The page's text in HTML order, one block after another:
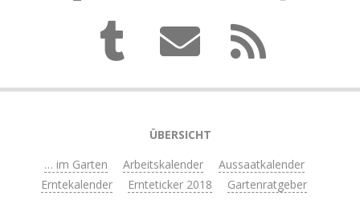
ÜBERSICHT
… im Garten
Arbeitskalender
Aussaatkalender
Erntekalender
Ernteticker 2018
Gartenratgeber